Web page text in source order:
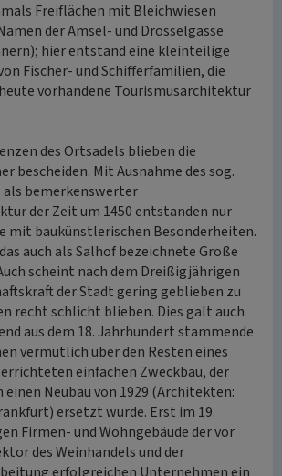
Freiflächen mit Bleichwiesen
der Amsel- und Drosselgasse
hier entstand eine kleinteilige
Fischer- und Schifferfamilien, die
vorhandene Tourismusarchitektur
des Ortsadels blieben die
bescheiden. Mit Ausnahme des sog.
bemerkenswerter
der Zeit um 1450 entstanden nur
mit baukünstlerischen Besonderheiten.
auch als Salhof bezeichnete Große
scheint nach dem Dreißigjährigen
der Stadt gering geblieben zu
recht schlicht blieben. Dies galt auch
aus dem 18. Jahrhundert stammende
vermutlich über den Resten eines
einfachen Zweckbau, der
einen Neubau von 1929 (Architekten:
ersetzt wurde. Erst im 19.
Firmen- und Wohngebäude der vor
des Weinhandels und der